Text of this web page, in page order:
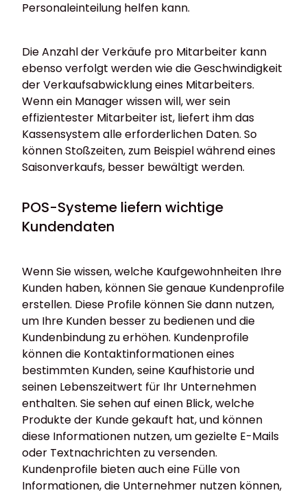
Personaleinteilung helfen kann.
Die Anzahl der Verkäufe pro Mitarbeiter kann
ebenso verfolgt werden wie die Geschwindigkeit
der Verkaufsabwicklung eines Mitarbeiters.
Wenn ein Manager wissen will, wer sein
effizientester Mitarbeiter ist, liefert ihm das
Kassensystem alle erforderlichen Daten. So
können Stoßzeiten, zum Beispiel während eines
Saisonverkaufs, besser bewältigt werden.
POS-Systeme liefern wichtige
Kundendaten
Wenn Sie wissen, welche Kaufgewohnheiten Ihre
Kunden haben, können Sie genaue Kundenprofile
erstellen. Diese Profile können Sie dann nutzen,
um Ihre Kunden besser zu bedienen und die
Kundenbindung zu erhöhen. Kundenprofile
können die Kontaktinformationen eines
bestimmten Kunden, seine Kaufhistorie und
seinen Lebenszeitwert für Ihr Unternehmen
enthalten. Sie sehen auf einen Blick, welche
Produkte der Kunde gekauft hat, und können
diese Informationen nutzen, um gezielte E-Mails
oder Textnachrichten zu versenden.
Kundenprofile bieten auch eine Fülle von
Informationen, die Unternehmer nutzen können,